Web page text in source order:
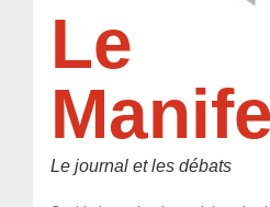
Le
Le journal et les débats